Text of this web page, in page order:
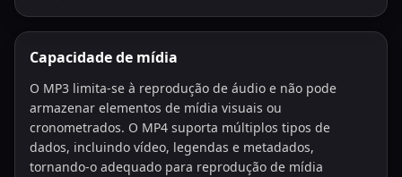
Capacidade de mídia
O MP3 limita-se à reprodução de áudio e não pode
armazenar elementos de mídia visuais ou
cronometrados. O MP4 suporta múltiplos tipos de
dados, incluindo vídeo, legendas e metadados,
tornando-o adequado para reprodução de mídia